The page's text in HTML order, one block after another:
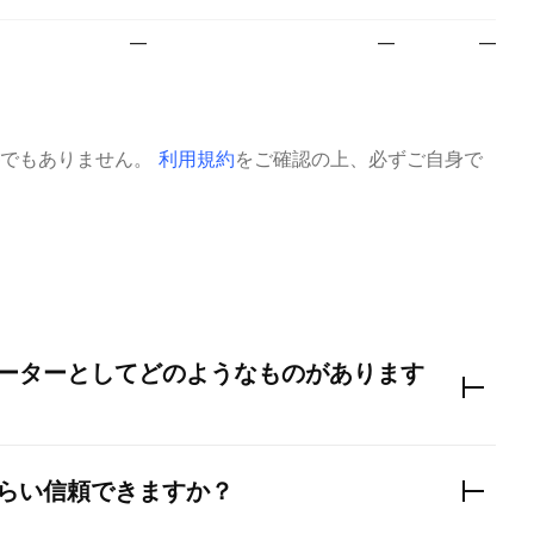
— — —
もありません。 利用規約をご確認の上、必ずご自身で
ターとしてどのようなものがあります
い信頼できますか？